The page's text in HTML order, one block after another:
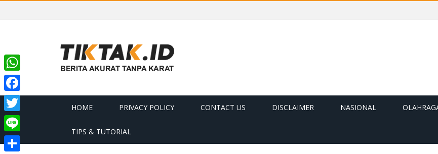
HOME PRIVACY POLICY CONTACT US DISCLAIMER NASIONAL
TIPS & TUTORIAL
WhatsApp
Facebook
Twitter
Line